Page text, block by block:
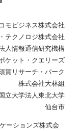
モビジネス株式会社
テクノロジ株式会社
人情報通信研究機構
ケット・クエリーズ
賀リサーチ・パーク
株式会社大林組
立大学法人東北大学
仙台市
ーションズ株式会